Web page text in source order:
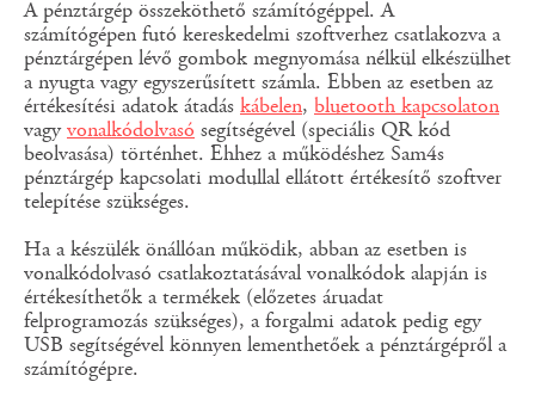
A pénztárgép összeköthető számítógéppel. A
számítógépen futó kereskedelmi szoftverhez csatlakozva a
pénztárgépen lévő gombok megnyomása nélkül elkészülhet
a nyugta vagy egyszerűsített számla. Ebben az esetben az
értékesítési adatok átadás kábelen, bluetooth kapcsolaton
vagy vonalkódolvasó segítségével (speciális QR kód
beolvasása) történhet. Ehhez a működéshez Sam4s
pénztárgép kapcsolati modullal ellátott értékesítő szoftver
telepítése szükséges.
Ha a készülék önállóan működik, abban az esetben is
vonalkódolvasó csatlakoztatásával vonalkódok alapján is
értékesíthetők a termékek (előzetes áruadat
felprogramozás szükséges), a forgalmi adatok pedig egy
USB segítségével könnyen lementhetőek a pénztárgépről a
számítógépre.